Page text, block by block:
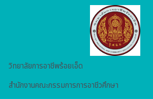
วิทยาลัยการอาชีพร้อยเอ็ด
สำนักงานคณะกรรมการการอาชีวศึกษา